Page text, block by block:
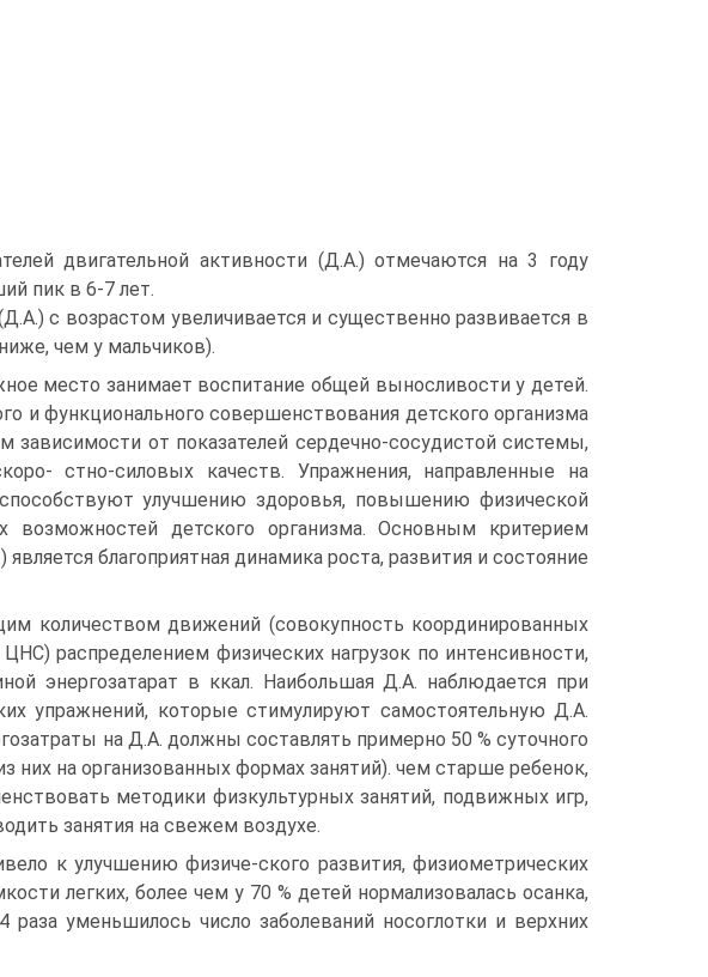
двигательной активности (Д.А.) отмечаются на 3 году
пик в 6-7 лет.
с возрастом увеличивается и существенно развивается в
чем у мальчиков).
место занимает воспитание общей выносливости у детей.
и функционального совершенствования детского организма
от показателей сердечно-сосудистой системы,
стно-силовых качеств. Упражнения, направленные на
улучшению здоровья, повышению физической
возможностей детского организма. Основным критерием
благоприятная динамика роста, развития и состояние
количеством движений (совокупность координированных
распределением физических нагрузок по интенсивности,
энергозатарат в ккал. Наибольшая Д.А. наблюдается при
упражнений, которые стимулируют самостоятельную Д.А.
на Д.А. должны составлять примерно 50 % суточного
них на организованных формах занятий). чем старше ребенок,
методики физкультурных занятий, подвижных игр,
занятия на свежем воздухе.
к улучшению физиче-ского развития, физиометрических
легких, более чем у 70 % детей нормализовалась осанка,
уменьшилось число заболеваний носоглотки и верхних